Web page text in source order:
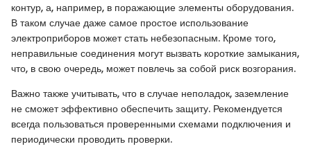
контур, а, например, в поражающие элементы оборудования.
В таком случае даже самое простое использование
электроприборов может стать небезопасным. Кроме того,
неправильные соединения могут вызвать короткие замыкания,
что, в свою очередь, может повлечь за собой риск возгорания.
Важно также учитывать, что в случае неполадок, заземление
не сможет эффективно обеспечить защиту. Рекомендуется
всегда пользоваться проверенными схемами подключения и
периодически проводить проверки.